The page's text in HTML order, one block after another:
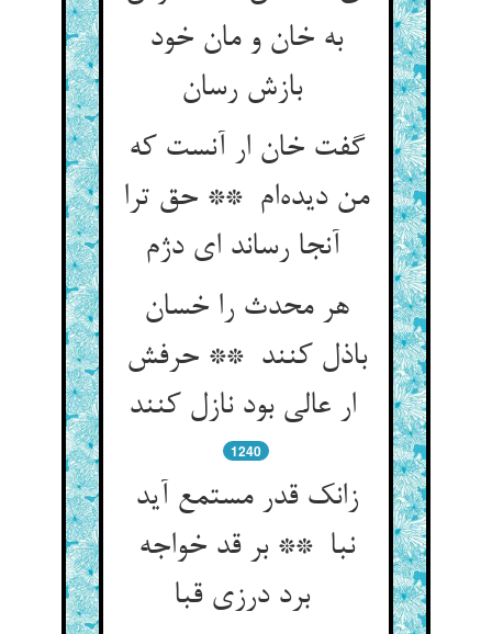
به خان و مان خود
بازش رسان
گفت خان ار آنست که
من دیده‌ام ** حق ترا
هر محدث را خسان
باذل کنند ** حرفش
ار عالی بود نازل کنند
1240
زانک قدر مستمع آید
نبا ** بر قد خواجه
برد درزی قبا